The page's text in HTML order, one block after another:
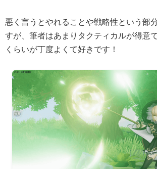
悪く言うとやれることや戦略性という部
すが、筆者はあまりタクティカルが得意
くらいが丁度よくて好きです！